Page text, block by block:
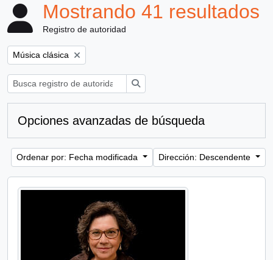
Mostrando 41 resultados
Registro de autoridad
Remove filter:
Música clásica
Opciones avanzadas de búsqueda
Ordenar por: Fecha modificada Dirección: Descendente